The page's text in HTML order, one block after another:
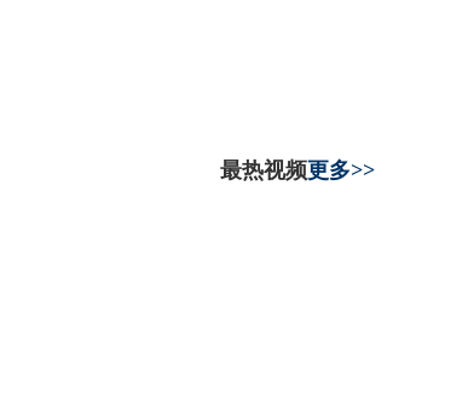
最热视频更多>>